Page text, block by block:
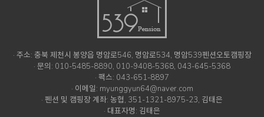
· 주소: 충북 제천시 봉양읍 명암로546, 명암로534, 명암539펜션오토캠핑장
· 문의: 010-5485-8890, 010-9408-5368, 043-645-5368
· 팩스: 043-651-8897
· 이메일: myunggyun64@naver.com
· 펜션 및 캠핑장 계좌: 농협, 351-1321-8975-23, 김태은
· 대표자명: 김태은